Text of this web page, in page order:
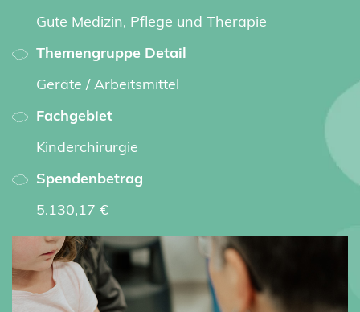
Gute Medizin, Pflege und Therapie
Themengruppe Detail
Geräte / Arbeitsmittel
Fachgebiet
Kinderchirurgie
Spendenbetrag
5.130,17 €